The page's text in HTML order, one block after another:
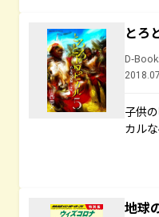
とろ
D-
子供
カル
地球